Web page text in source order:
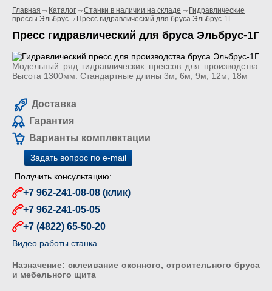
Главная Каталог Станки в наличии на складе
Гидравлические
прессы Эльбрус
Пресс гидравлический для бруса Эльбрус-1Г
Пресс гидравлический для бруса Эльбрус-1Г
Модельный ряд гидравлических прессов для производства
Высота 1300мм. Стандартные длины 3м, 6м, 9м, 12м, 18м
Доставка
Гарантия
Варианты комплектации
Задать вопрос по e-mail
Получить консультацию:
+7 962-241-08-08 (клик)
+7 962-241-05-05
+7 (4822) 65-50-20
Видео работы станка
Назначение: склеивание оконного, строительного бруса
и мебельного щита